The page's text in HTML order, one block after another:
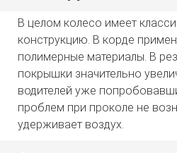
В целом колесо имеет
конструкцию. В корде
полимерные материалы. В
покрышки значительно
водителей уже
проблем при проколе не
удерживает воздух.